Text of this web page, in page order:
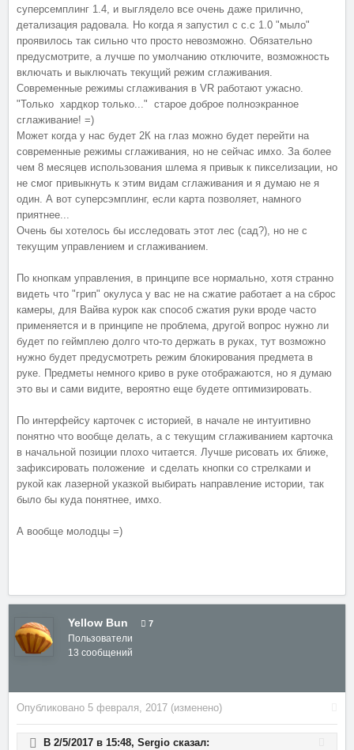
суперсемплинг 1.4, и выглядело все очень даже прилично,
детализация радовала. Но когда я запустил с с.с 1.0 "мыло"
проявилось так сильно что просто невозможно. Обязательно
предусмотрите, а лучше по умолчанию отключите, возможность
включать и выключать текущий режим сглаживания.
Современные режимы сглаживания в VR работают ужасно.
"Только хардкор только..." старое доброе полноэкранное
сглаживание! =)
Может когда у нас будет 2К на глаз можно будет перейти на
современные режимы сглаживания, но не сейчас имхо. За более
чем 8 месяцев использования шлема я привык к пикселизации, но
не смог привыкнуть к этим видам сглаживания и я думаю не я
один. А вот суперсэмплинг, если карта позволяет, намного
приятнее...
Очень бы хотелось бы исследовать этот лес (сад?), но не с
текущим управлением и сглаживанием.
По кнопкам управления, в принципе все нормально, хотя странно
видеть что "грип" окулуса у вас не на сжатие работает а на сброс
камеры, для Вайва курок как способ сжатия руки вроде часто
применяется и в принципе не проблема, другой вопрос нужно ли
будет по геймплею долго что-то держать в руках, тут возможно
нужно будет предусмотреть режим блокирования предмета в
руке. Предметы немного криво в руке отображаются, но я думаю
это вы и сами видите, вероятно еще будете оптимизировать.
По интерфейсу карточек с историей, в начале не интуитивно
понятно что вообще делать, а с текущим сглаживанием карточка
в начальной позиции плохо читается. Лучше рисовать их ближе,
зафиксировать положение и сделать кнопки со стрелками и
рукой как лазерной указкой выбирать направление истории, так
было бы куда понятнее, имхо.
А вообще молодцы =)
Yellow Bun 7
Пользователи
13 сообщений
Опубликовано 5 февраля, 2017 (изменено)
В 2/5/2017 в 15:48, Sergio сказал: